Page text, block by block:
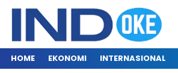
HOME EKONOMI INTERNASIONAL